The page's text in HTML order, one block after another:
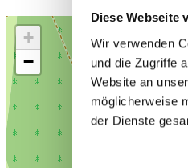
Diese Webseite
Wir verwenden
und die Zugriffe
Website an
möglicherweise
der Dienste
+
−